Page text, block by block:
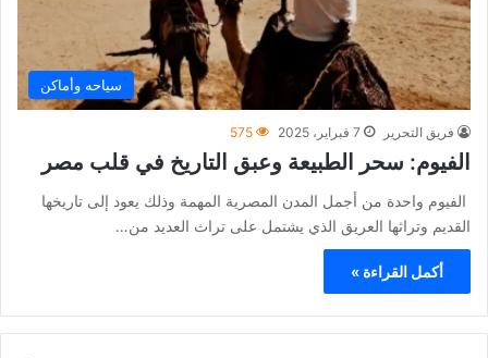
سياحه وأماكن
فريق التحرير 7 فبراير، 2025 575
الفيوم: سحر الطبيعة وعبق التاريخ في قلب مصر
الفيوم واحدة من أجمل المدن المصرية المهمة وذلك يعود إلى تاريخها
القديم وتراثها العريق الذي يشتمل على تراث العديد من…
أكمل القراءة »